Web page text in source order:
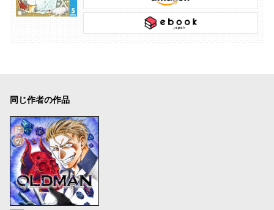
同じ作者の作品